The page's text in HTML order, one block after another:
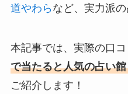
道やわら など、実力派の
本記事では、実際の口コ
で当たると人気の占い
ご紹介します！